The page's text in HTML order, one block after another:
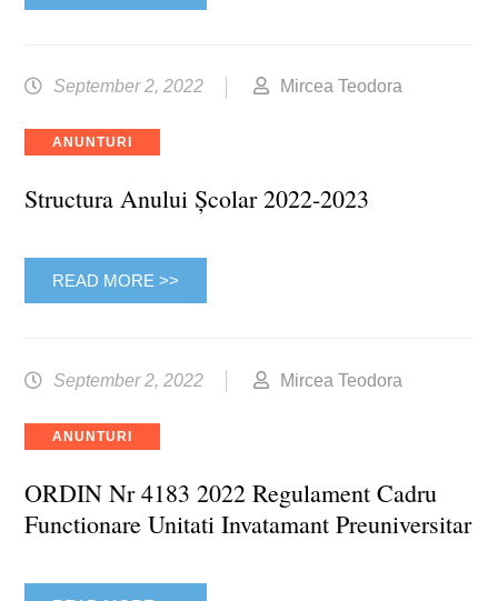
September 2, 2022 Mircea Teodora
Categories
ANUNTURI
Structura Anului Școlar 2022-2023
READ MORE >>
September 2, 2022 Mircea Teodora
Categories
ANUNTURI
ORDIN Nr 4183 2022 Regulament Cadru
Functionare Unitati Invatamant Preuniversitar